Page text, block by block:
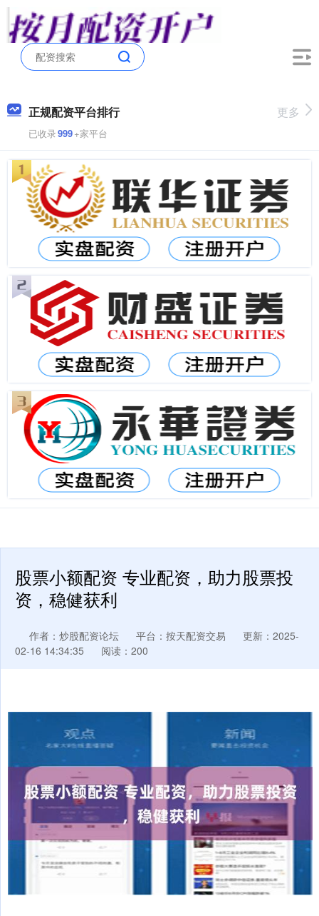
正规配资平台排行
已收录999+家平台
更多
股票小额配资 专业配资，助力股票投
资，稳健获利
作者：炒股配资论坛 平台：按天配资交易
更新：2025-
02-16 14:34:35
阅读：200